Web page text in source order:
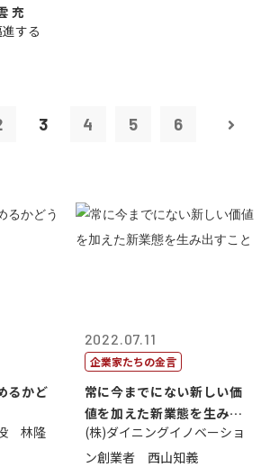
充
する
3 4 5 6
るかど
林隆
2022.07.11
企業家たちの金言
常に今までにない新しい価
値を加えた新業態を生み出
すこと
(株)ダイニングイノベーショ
ン創業者 西山知義